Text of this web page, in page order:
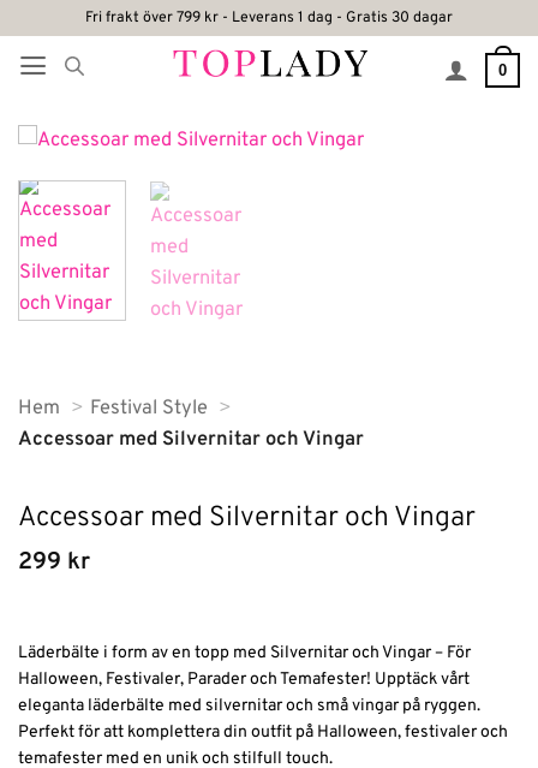
content
Fri frakt över 799 kr - Leverans 1 dag - Gratis 30 dagar
0
Hem
Festival Style
Accessoar med Silvernitar och Vingar
Accessoar med Silvernitar och Vingar
299 kr
Läderbälte i form av en topp med Silvernitar och Vingar – För
Halloween, Festivaler, Parader och Temafester! Upptäck vårt
eleganta läderbälte med silvernitar och små vingar på ryggen.
Perfekt för att komplettera din outfit på Halloween, festivaler och
temafester med en unik och stilfull touch.